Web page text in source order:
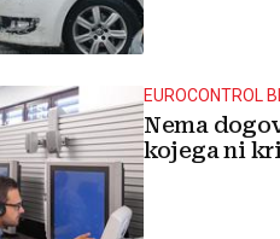
EUROCONTROL
Nema
kojega ni